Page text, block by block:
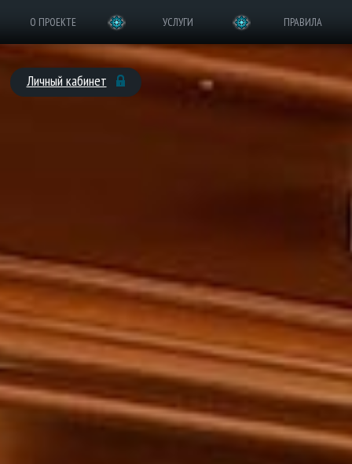
О ПРОЕКТЕ УСЛУГИ ПРАВИЛА
Личный кабинет